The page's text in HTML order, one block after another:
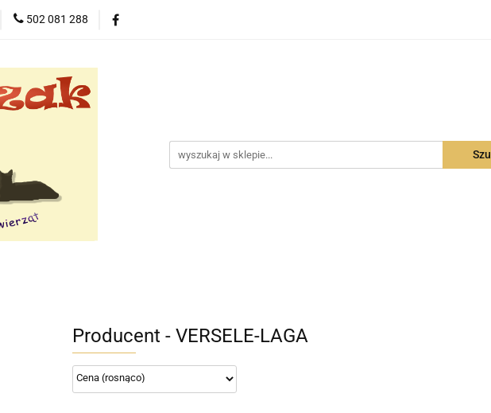
502 081 288
Dla psa Dla kota
Zobacz
Producent - VERSELE-LAGA